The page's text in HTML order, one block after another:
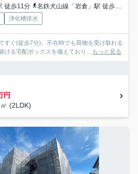
徒歩11分
名鉄犬山線「岩倉」駅 徒歩19分
浄化槽排水
すぐ(徒歩7分)。不在時でも荷物を受け取れる
ける宅配ボックスを備えており... もっと見る
円
(2LDK)